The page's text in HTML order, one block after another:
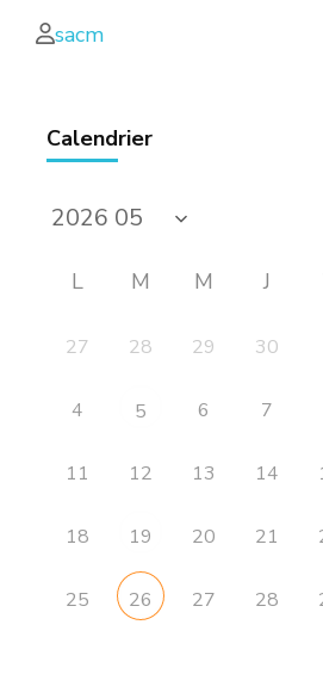
sacm
Calendrier
L M M J
27 28 29 30
4 5 6 7
11 12 13 14
18 19 20 21
25 26 27 28